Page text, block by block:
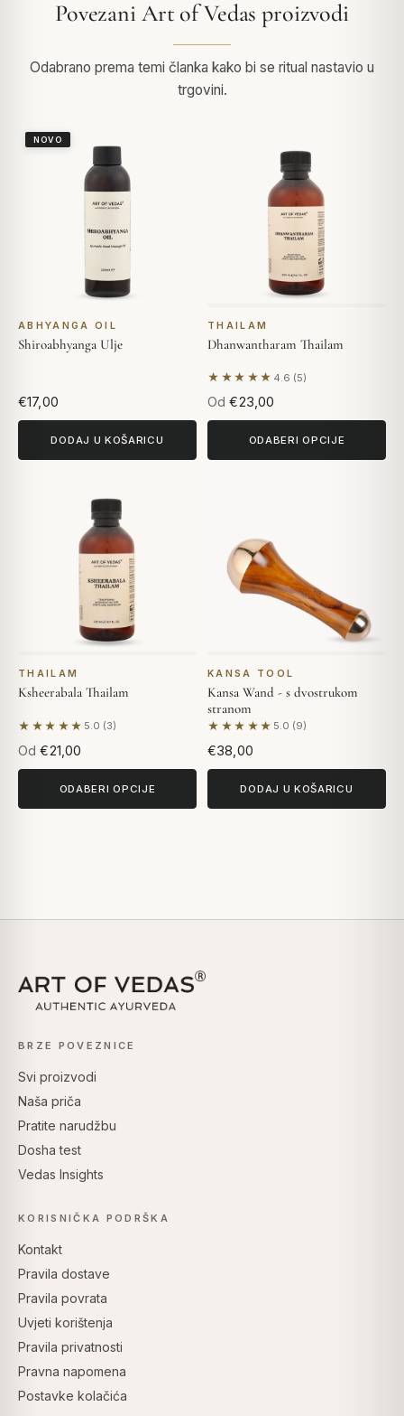
Povezani Art of Vedas proizvodi
Odabrano prema temi članka kako bi se ritual nastavio u
trgovini.
NOVO
ABHYANGA OIL
Shiroabhyanga Ulje
€17,00
DODAJ U KOŠARICU
THAILAM
Dhanwantharam Thailam
★★★★★ 4.6 (5)
Na temelju 5 recenzija
Od €23,00
ODABERI OPCIJE
THAILAM
Ksheerabala Thailam
★★★★★ 5.0 (3)
Na temelju 3 recenzija
Od €21,00
ODABERI OPCIJE
KANSA TOOL
Kansa Wand - s dvostrukom
stranom
★★★★★ 5.0 (9)
Na temelju 9 recenzija
€38,00
DODAJ U KOŠARICU
BRZE POVEZNICE
Svi proizvodi
Naša priča
Pratite narudžbu
Dosha test
Vedas Insights
KORISNIČKA PODRŠKA
Kontakt
Pravila dostave
Pravila povrata
Uvjeti korištenja
Pravila privatnosti
Pravna napomena
Postavke kolačića